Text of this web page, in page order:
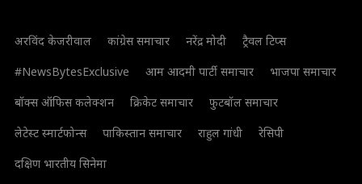
अरविंद केजरीवाल कांग्रेस समाचार नरेंद्र मोदी
ट्रैवल टिप्स
#NewsBytesExclusive
आम आदमी पार्टी समाचार
भाजपा समाचार
बॉक्स ऑफिस कलेक्शन
क्रिकेट समाचार
फुटबॉल समाचार
लेटेस्ट स्मार्टफोन्स
पाकिस्तान समाचार राहुल गांधी
रेसिपी
दक्षिण भारतीय सिनेमा